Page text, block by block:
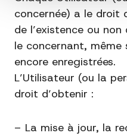
concernée) a le droit
de l’existence ou non
le concernant, même
encore enregistrées.
L’Utilisateur (ou la
droit d’obtenir :
– La mise à jour, la